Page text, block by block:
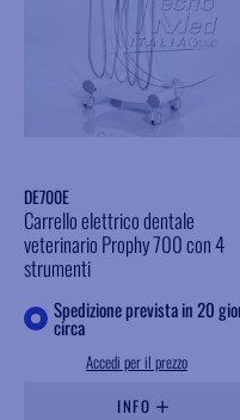
DE700E
Carrello elettrico dentale
veterinario Prophy 700 con 4
strumenti
Spedizione prevista in 20
circa
Accedi per il prezzo
INFO